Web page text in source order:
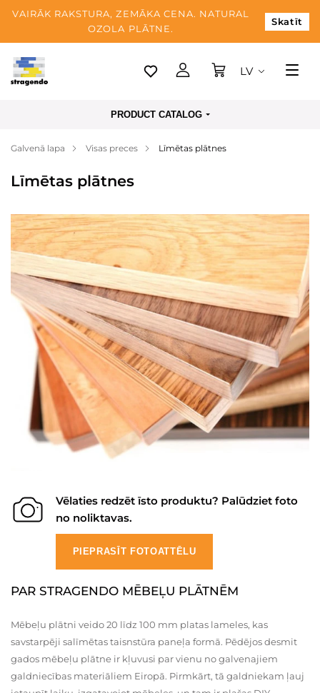
VAIRĀK RAKSTURA, ZEMĀKA CENA. NATURAL
OZOLA PLĀTNE.
Skatīt
Tallina
Apmaksa
Par mums
Kontaktinformācija
LV
PRODUCT CATALOG
Galvenā lapa Visas preces Līmētas plātnes
Līmētas plātnes
Vēlaties redzēt īsto produktu? Palūdziet foto
no noliktavas.
PIEPRASĪT FOTOATTĒLU
PAR STRAGENDO MĒBEĻU PLĀTNĒM
Mēbeļu plātni veido 20 līdz 100 mm platas lameles, kas
savstarpēji salīmētas taisnstūra paneļa formā. Pēdējos desmit
gados mēbeļu plātne ir kļuvusi par vienu no galvenajiem
galdniecības materiāliem Eiropā. Pirmkārt, tā galdniekam ļauj